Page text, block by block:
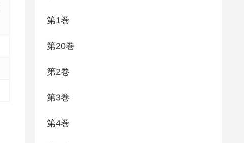
第1巻
第20巻
第2巻
第3巻
第4巻